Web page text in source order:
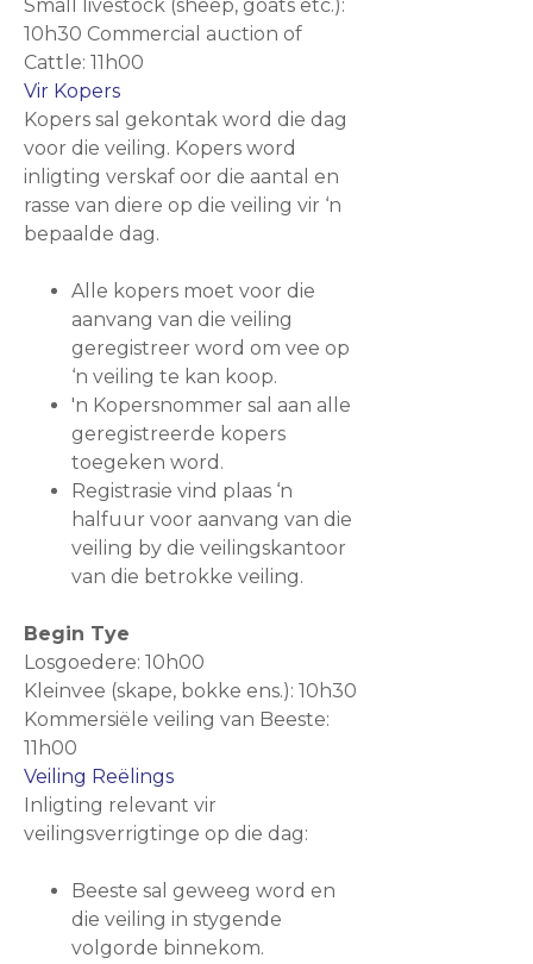
Small livestock (sheep, goats etc.):
10h30 Commercial auction of
Cattle: 11h00
Vir Kopers
Kopers sal gekontak word die dag
voor die veiling. Kopers word
inligting verskaf oor die aantal en
rasse van diere op die veiling vir ‘n
bepaalde dag.
Alle kopers moet voor die
aanvang van die veiling
geregistreer word om vee op
‘n veiling te kan koop.
'n Kopersnommer sal aan alle
geregistreerde kopers
toegeken word.
Registrasie vind plaas ‘n
halfuur voor aanvang van die
veiling by die veilingskantoor
van die betrokke veiling.
Begin Tye
Losgoedere: 10h00
Kleinvee (skape, bokke ens.): 10h30
Kommersiële veiling van Beeste:
11h00
Veiling Reëlings
Inligting relevant vir
veilingsverrigtinge op die dag:
Beeste sal geweeg word en
die veiling in stygende
volgorde binnekom.